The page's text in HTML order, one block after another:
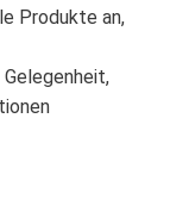
Produkte an,